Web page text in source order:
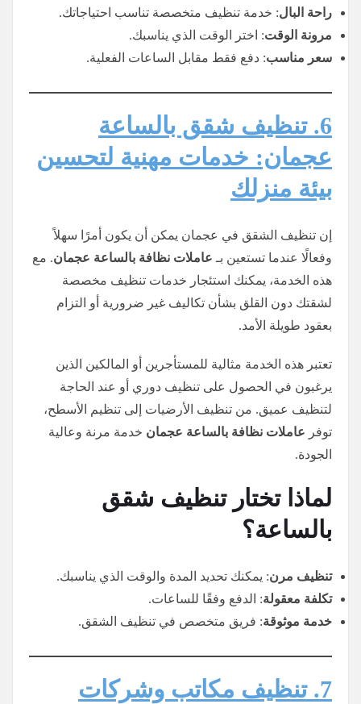
راحة البال: خدمة تنظيف متخصصة تناسب احتياجاتك.
مرونة الوقت: اختر الوقت الذي يناسبك.
سعر مناسب: دفع فقط مقابل الساعات الفعلية.
6. تنظيف شقق بالساعة
عجمان: خدمات مهنية لتحسين
بيئة منزلك
إن تنظيف الشقق في عجمان يمكن أن يكون أمرًا سهلاً
وفعالًا عندما تستعين بـ عاملات نظافة بالساعة عجمان. مع
هذه الخدمة، يمكنك استئجار خدمات تنظيف مخصصة
لشقتك دون القلق بشأن تكاليف غير ضرورية أو التزام
بعقود طويلة الأمد.
تعتبر هذه الخدمة مثالية للمستأجرين أو المالكين الذين
يرغبون في الحصول على تنظيف دوري أو عند الحاجة
لتنظيف عميق. من تنظيف الأرضيات إلى تنظيم الأسطح،
توفر عاملات نظافة بالساعة عجمان خدمة مرنة وعالية
الجودة.
لماذا تختار تنظيف شقق
بالساعة؟
تنظيف مرن: يمكنك تحديد المدة والوقت الذي يناسبك.
تكلفة معقولة: الدفع وفقًا للساعات.
خدمة موثوقة: فريق متخصص في تنظيف الشقق.
7. تنظيف مكاتب وشركات